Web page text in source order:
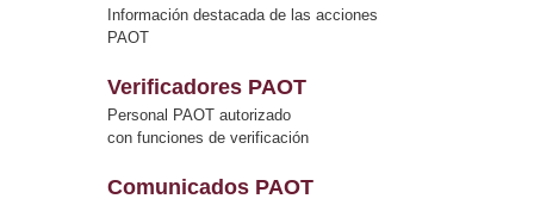
Información destacada de las acciones
PAOT
Verificadores PAOT
Personal PAOT autorizado
con funciones de verificación
Comunicados PAOT